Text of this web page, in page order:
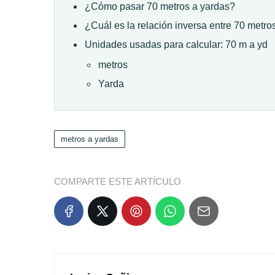
¿Cómo pasar 70 metros a yardas?
¿Cuál es la relación inversa entre 70
Unidades usadas para calcular: 70 m a yd
metros
Yarda
metros a yardas
COMPARTE ESTE ARTÍCULO